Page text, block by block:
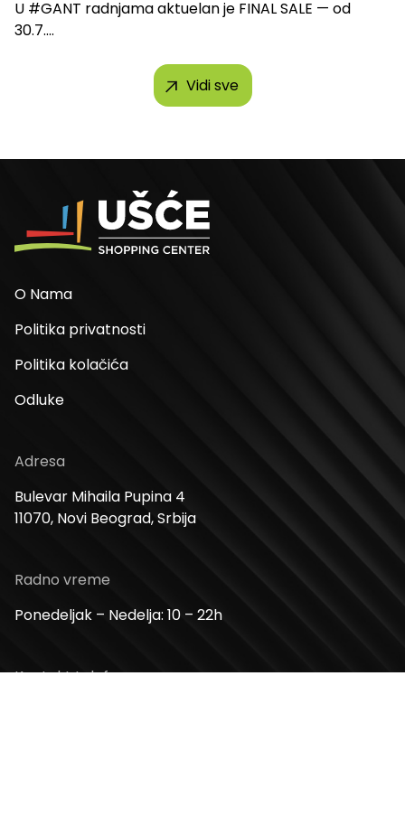
U #GANT radnjama aktuelan je FINAL SALE — od
30.7....
Vidi sve
O Nama
Politika privatnosti
Politika kolačića
Odluke
Adresa
Bulevar Mihaila Pupina 4
11070, Novi Beograd, Srbija
Radno vreme
Ponedeljak – Nedelja: 10 – 22h
Kontakt telefon